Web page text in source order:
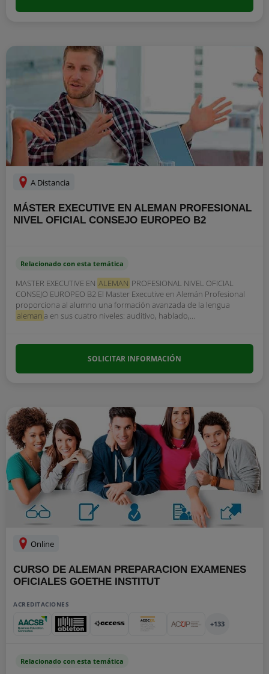
A Distancia
MÁSTER EXECUTIVE EN ALEMAN PROFESIONAL
NIVEL OFICIAL CONSEJO EUROPEO B2
Relacionado con esta temática
MASTER EXECUTIVE EN ALEMAN PROFESIONAL NIVEL OFICIAL
CONSEJO EUROPEO B2 El Master Executive en Alemán Profesional
proporciona al alumno una formación avanzada de la lengua
alemana en sus cuatro niveles: auditivo, hablado,...
SOLICITAR INFORMACIÓN
Online
CURSO DE ALEMAN PREPARACION EXAMENES
OFICIALES GOETHE INSTITUT
ACREDITACIONES
+133
Relacionado con esta temática